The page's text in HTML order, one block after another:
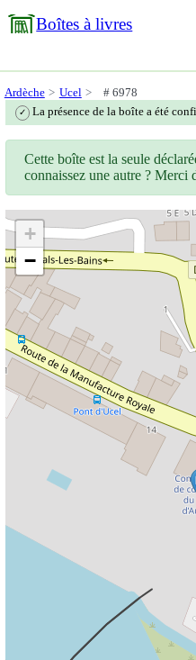
Boîtes à livres
Ardèche Ucel # 6978
✓ La présence de la boîte a été
Cette boîte est la seule
connaissez une autre ? Merci
+
−